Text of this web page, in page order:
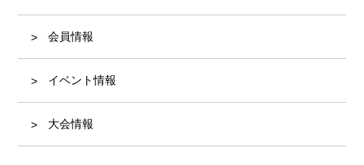
会員情報
イベント情報
大会情報